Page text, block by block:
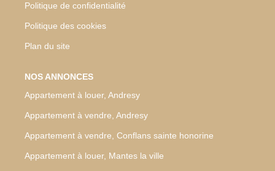
Politique de confidentialité
Politique des cookies
Plan du site
NOS ANNONCES
Appartement à louer, Andresy
Appartement à vendre, Andresy
Appartement à vendre, Conflans sainte honorine
Appartement à louer, Mantes la ville